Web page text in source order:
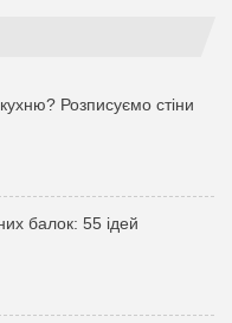
Розписуємо стіни
балок: 55 ідей